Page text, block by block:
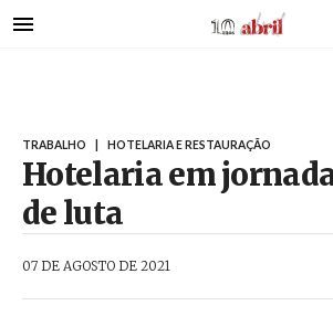
para
AbrilAbril
TRABALHO HOTELARIA E RESTAURAÇÃO
Hotelaria em
de luta
07 DE AGOSTO DE 2021